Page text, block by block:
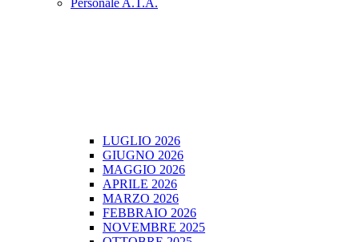
Personale A.T.A.
LUGLIO 2026
GIUGNO 2026
MAGGIO 2026
APRILE 2026
MARZO 2026
FEBBRAIO 2026
NOVEMBRE 2025